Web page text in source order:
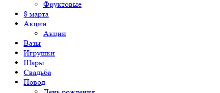
Фруктовые
8 марта
Акции
Акции
Вазы
Игрушки
Шары
Свадьба
Повод